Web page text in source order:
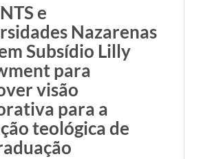
e
Nazarenas
Subsídio Lilly
para
visão
para a
teológica de